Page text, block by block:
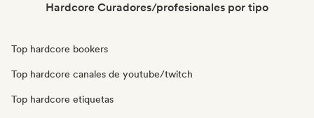
Hardcore Curadores/profesionales por tipo
Top hardcore bookers
Top hardcore canales de youtube/twitch
Top hardcore etiquetas